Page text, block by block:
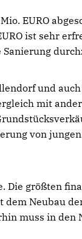
EURO
ist sehr
und
mit
von
Die größten
Neubau
muss in den